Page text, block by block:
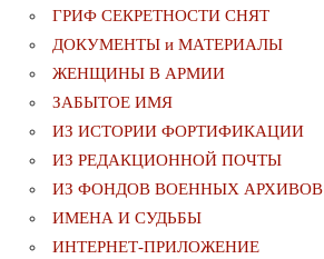
ГРИФ СЕКРЕТНОСТИ СНЯТ
ДОКУМЕНТЫ и МАТЕРИАЛЫ
ЖЕНЩИНЫ В АРМИИ
ЗАБЫТОЕ ИМЯ
ИЗ ИСТОРИИ ФОРТИФИКАЦИИ
ИЗ РЕДАКЦИОННОЙ ПОЧТЫ
ИЗ ФОНДОВ ВОЕННЫХ АРХИВОВ
ИМЕНА И СУДЬБЫ
ИНТЕРНЕТ-ПРИЛОЖЕНИЕ